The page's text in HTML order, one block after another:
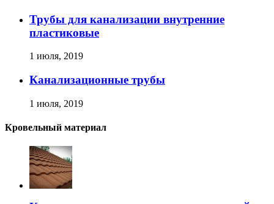
Трубы для канализации внутренние
пластиковые
1 июля, 2019
Канализационные трубы
1 июля, 2019
Кровельный материал